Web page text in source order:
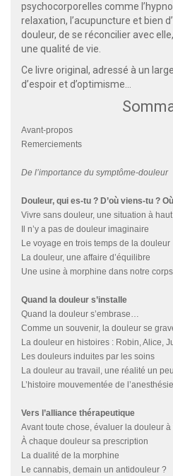
psychocorporelles comme
relaxation, l’acupuncture et bien
douleur, de se réconcilier avec
une qualité de vie.
Ce livre original, adressé à un
d’espoir et d’optimisme…
Avant-propos
Remerciements
De l’importance du symptôme-douleur
Douleur, qui es-tu ? D’où viens-tu ?
Vivre sans douleur, une situation à
Il n’y a pas de douleur imaginaire
Le voyage en trois temps de la douleur
La douleur, une affaire d’équilibre
Une usine à morphine dans notre
Quand la douleur s’installe
Quand la douleur s’embrase…
Comme un souvenir, la douleur se
La douleur en histoires : Robin, Alice,
Les douleurs induites par les soins
La douleur au travail, une réalité un
L’histoire mouvementée de l’anesthésie
Vers l’alliance thérapeutique
Avant toute chose, évaluer la douleur
À chaque douleur sa prescription
La dualité de la morphine
Le cannabis, demain un antidouleur ?